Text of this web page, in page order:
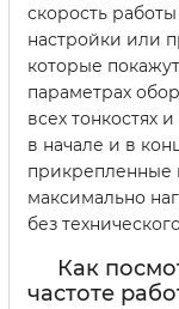
скорость
настройки или
которые
параметрах
всех тонкостях
в начале и в
прикрепленные
максимально
без
Как
частоте